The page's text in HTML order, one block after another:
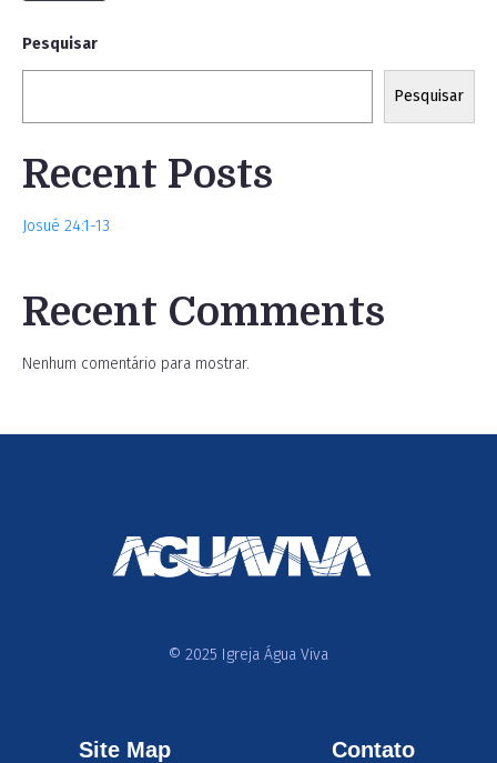
Pesquisar
Pesquisar
Recent Posts
Josué 24:1-13
Recent Comments
Nenhum comentário para mostrar.
© 2025 Igreja Água Viva
Site Map Contato